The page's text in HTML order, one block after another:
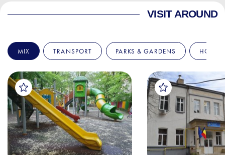
VISIT AROUND
MIX TRANSPORT PARKS & GARDENS